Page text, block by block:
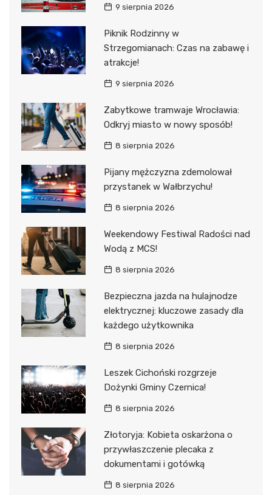
9 sierpnia 2026
Piknik Rodzinny w
Strzegomianach: Czas na zabawę i
atrakcje!
9 sierpnia 2026
Zabytkowe tramwaje Wrocławia:
Odkryj miasto w nowy sposób!
8 sierpnia 2026
Pijany mężczyzna zdemolował
przystanek w Wałbrzychu!
8 sierpnia 2026
Weekendowy Festiwal Radości nad
Wodą z MCS!
8 sierpnia 2026
Bezpieczna jazda na hulajnodze
elektrycznej: kluczowe zasady dla
każdego użytkownika
8 sierpnia 2026
Leszek Cichoński rozgrzeje
Dożynki Gminy Czernica!
8 sierpnia 2026
Złotoryja: Kobieta oskarżona o
przywłaszczenie plecaka z
dokumentami i gotówką
8 sierpnia 2026